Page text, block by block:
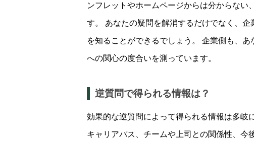
ンフレットやホームページからは分からない
す。 あなたの疑問を解消するだけでなく、
を知ることができるでしょう。 企業側も、
への関心の度合いを測っています。
逆質問で得られる情報は？
効果的な逆質問によって得られる情報は多岐
キャリアパス、チームや上司との関係性、今